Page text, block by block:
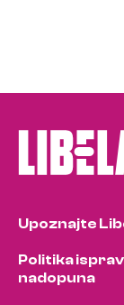
Upoznajte
Politika
nadopuna